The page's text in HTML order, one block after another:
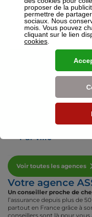
Nos
Par département
Par ville
Voir toutes les agences
Votre agence
Un conseiller proche de
l’assurance depuis plus de
partout en France grâce à
conseillers sont là pour vous
proposer de la
permettre de
sociaux. Nous
mois. Vous pouvez
cliquant sur le lien
cookies